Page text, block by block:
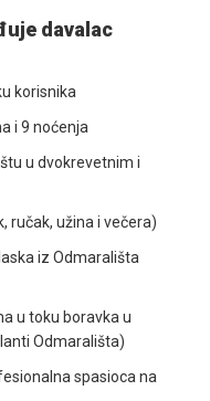
davalac
korisnika
i 9 noćenja
u dvokrevetnim i
ručak, užina i večera)
iz Odmarališta
u toku boravka u
Odmarališta)
spasioca na